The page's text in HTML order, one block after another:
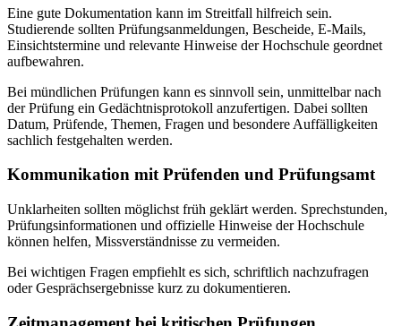
Eine gute Dokumentation kann im Streitfall hilfreich sein.
Studierende sollten Prüfungsanmeldungen, Bescheide, E-Mails,
Einsichtstermine und relevante Hinweise der Hochschule geordnet
aufbewahren.
Bei mündlichen Prüfungen kann es sinnvoll sein, unmittelbar nach
der Prüfung ein Gedächtnisprotokoll anzufertigen. Dabei sollten
Datum, Prüfende, Themen, Fragen und besondere Auffälligkeiten
sachlich festgehalten werden.
Kommunikation mit Prüfenden und Prüfungsamt
Unklarheiten sollten möglichst früh geklärt werden. Sprechstunden,
Prüfungsinformationen und offizielle Hinweise der Hochschule
können helfen, Missverständnisse zu vermeiden.
Bei wichtigen Fragen empfiehlt es sich, schriftlich nachzufragen
oder Gesprächsergebnisse kurz zu dokumentieren.